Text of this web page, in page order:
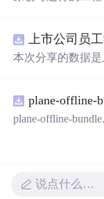
VG 报告、
MIT License 与原
教学演示与二次开
test 与 npm run
上市公司员工
本次分享的数据
有所帮助 一、数据介绍 数据名称：上市公司员工学历、工
资数据 数据范围：A股上市公司 数据年份：1999-2023年
或大专 高中及以
plane-offline-
plane-offline-
说点什么…